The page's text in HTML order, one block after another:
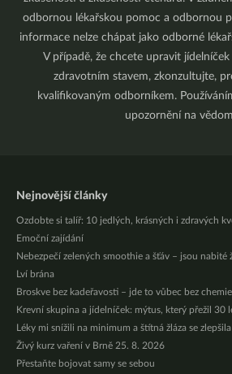
odbornou lékařskou pomoc a odbornou
informace nelze chápat jako odborné
V případě, že chcete upravit
zdravotním stavem, zkonzultujte,
kvalifikovaným odborníkem.
upozornění na
Nejnovější články
Ozdobte si talíř: 10 jedlých, krásných i zdravých
Emoční zajídání
Nebezpečí zelených smoothie a šťáv – jsou nabité
Lví brána
Broskve bez kadeřavosti – jde to vůbec bez
Krevní skupina a jídelníček: mýtus, který přežil 30
Léky mi snížili na minimum a štítná žláza se
Živý kurz vaření v Brně 25. 8. 2026
Přestaňte bojovat samy se sebou